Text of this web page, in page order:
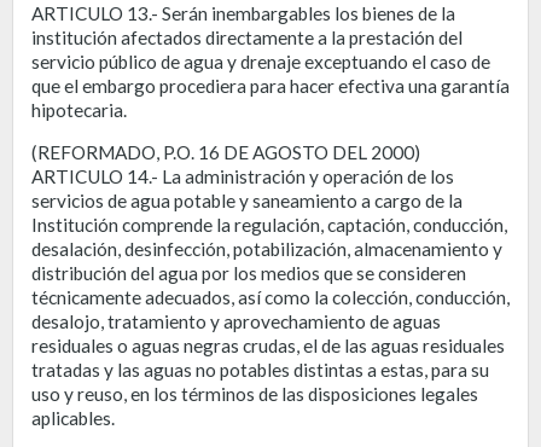
ARTICULO 13.- Serán inembargables los bienes de la
institución afectados directamente a la prestación del
servicio público de agua y drenaje exceptuando el caso de
que el embargo procediera para hacer efectiva una garantía
hipotecaria.
(REFORMADO, P.O. 16 DE AGOSTO DEL 2000)
ARTICULO 14.- La administración y operación de los
servicios de agua potable y saneamiento a cargo de la
Institución comprende la regulación, captación, conducción,
desalación, desinfección, potabilización, almacenamiento y
distribución del agua por los medios que se consideren
técnicamente adecuados, así como la colección, conducción,
desalojo, tratamiento y aprovechamiento de aguas
residuales o aguas negras crudas, el de las aguas residuales
tratadas y las aguas no potables distintas a estas, para su
uso y reuso, en los términos de las disposiciones legales
aplicables.